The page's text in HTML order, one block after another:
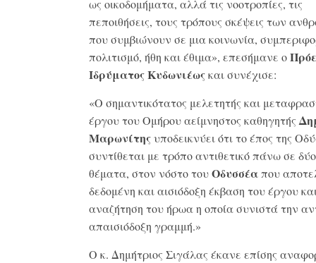
ως οικοδομήματα, αλλά τις νοοτροπίες, τις
πεποιθήσεις, τους τρόπους σκέψεις των
που συμβιώνουν σε μια κοινωνία,
πολιτισμό, ήθη και έθιμα», επεσήμανε ο
Ιδρύματος Κυδωνιέωςκαι συνέχισε:
«Ο σημαντικότατος μελετητής και
έργου του Ομήρου αείμνηστος καθηγητής
Μαρωνίτηςυποδεικνύει ότι το έπος της
συντίθεται με τρόπο αντιθετικό πάνω σε
θέματα, στον νόστο τουΟδυσσέαπου
δεδομένη και αισιόδοξη έκβαση του έργου
αναζήτηση του ήρωα η οποία συνιστά την
απαισιόδοξη γραμμή.»
Ο κ. Δημήτριος Σιγάλας έκανε επίσης